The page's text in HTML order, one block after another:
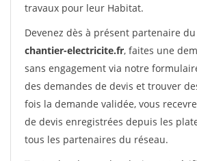
travaux pour leur Habitat.
Devenez dès à présent partenaire
chantier-electricite.fr, faites une
sans engagement via notre
des demandes de devis et trouver
fois la demande validée, vous
de devis enregistrées depuis les
tous les partenaires du réseau.